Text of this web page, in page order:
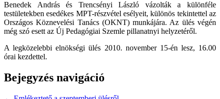
Benedek András és Trencsényi László vázolták a különféle
testületekben esedékes MPT-részvétel esélyeit, különös tekintettel az
Országos Köznevelési Tanács (OKNT) munkájára. Az ülés végén
még szó esett az Új Pedagógiai Szemle pillanatnyi helyzetéről.
A legközelebbi elnökségi ülés 2010. november 15-én lesz, 16.00
órai kezdettel.
Bejegyzés navigáció